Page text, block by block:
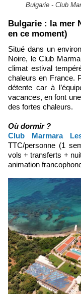
Bulgarie - Club
Bulgarie : la mer
en ce moment)
Situé dans un environnement verdoyant à proximité de la mer
Noire, le Club
climat estival
chaleurs en France.
détente car à
vacances, en font
des fortes chaleurs.
Où dormir ?
Club Marmara
TTC/personne (1
vols + transferts +
animation